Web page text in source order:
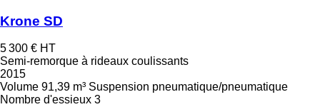
Krone SD
5 300 € HT
Semi-remorque à rideaux coulissants
2015
Volume 91,39 m³ Suspension pneumatique/pneumatique
Nombre d'essieux 3